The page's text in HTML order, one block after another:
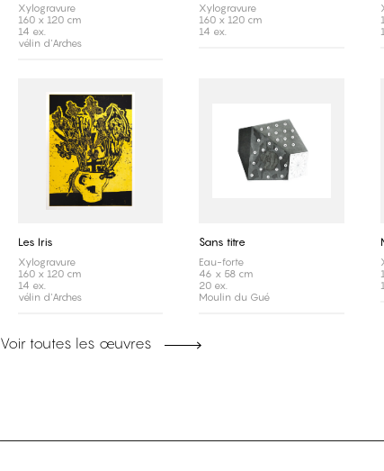
Xylogravure
160 x 120 cm
14 ex.
vélin d'Arches
Xylogravure
160 x 120 cm
14 ex.
Les Iris
Xylogravure
160 x 120 cm
14 ex.
vélin d'Arches
Sans titre
Eau-forte
46 x 58 cm
20 ex.
Moulin du Gué
Voir toutes les œuvres